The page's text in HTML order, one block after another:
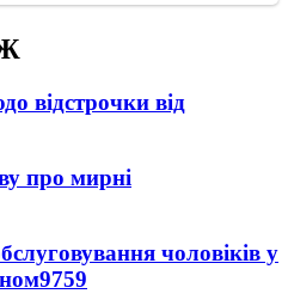
відстрочки від
про мирні
чоловіків у
9759